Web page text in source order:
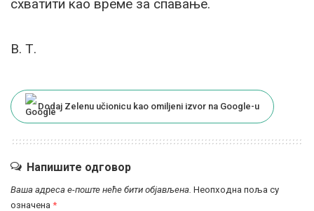
схватити као време за спавање.
В. Т.
Dodaj Zelenu učionicu kao omiljeni izvor na Google-u
Напишите одговор
Ваша адреса е-поште неће бити објављена. Неопходна поља су
означена *